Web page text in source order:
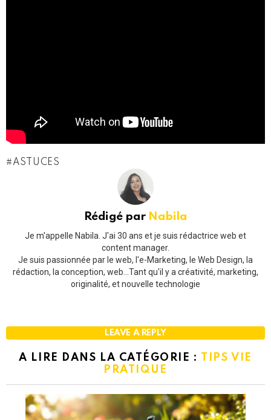
ASTUCES
Rédigé par Nabila
Je m'appelle Nabila. J'ai 30 ans et je suis rédactrice web et
content manager.
Je suis passionnée par le web, l'e-Marketing, le Web Design, la
rédaction, la conception, web...Tant qu'il y a créativité, marketing,
originalité, et nouvelle technologie
LEAVE A REPLY
A LIRE DANS LA CATÉGORIE : TIPS VIE
PRATIQUE